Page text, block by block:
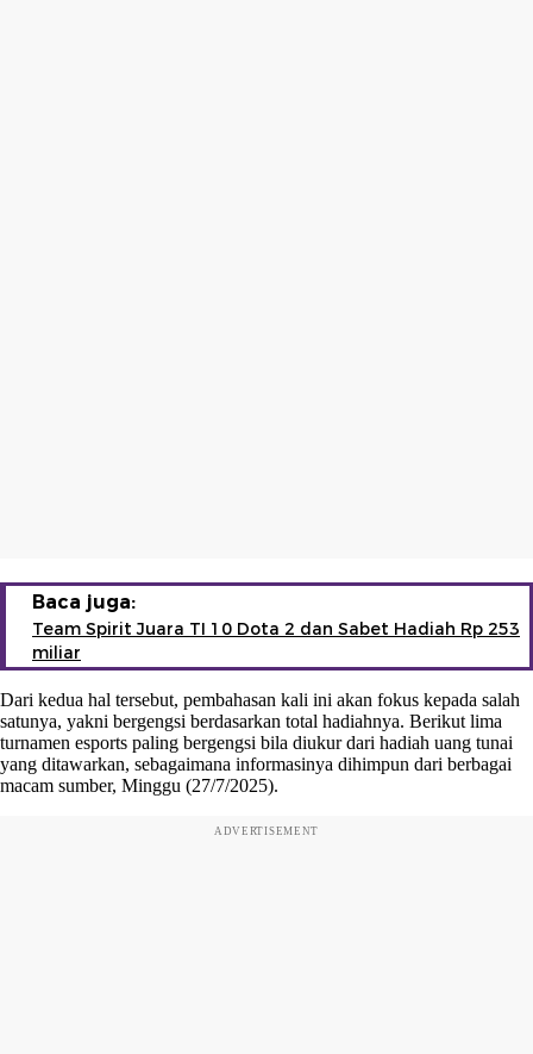
Baca juga:
Team Spirit Juara TI 10 Dota 2 dan Sabet Hadiah Rp 253
miliar
Dari kedua hal tersebut, pembahasan kali ini akan fokus kepada salah
satunya, yakni bergengsi berdasarkan total hadiahnya. Berikut lima
turnamen esports paling bergengsi bila diukur dari hadiah uang tunai
yang ditawarkan, sebagaimana informasinya dihimpun dari berbagai
macam sumber, Minggu (27/7/2025).
ADVERTISEMENT